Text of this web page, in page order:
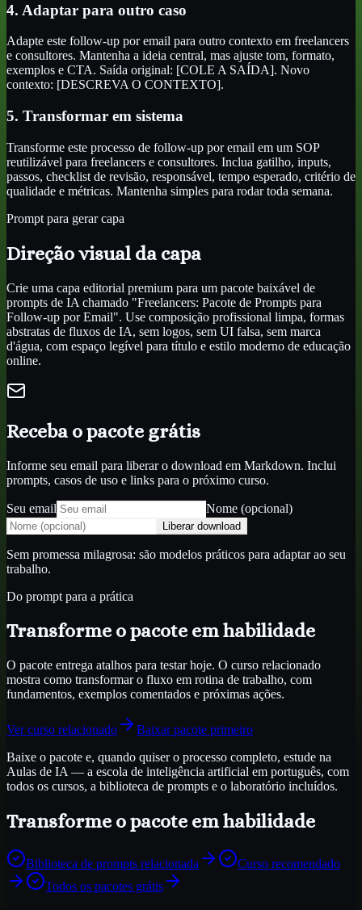
4. Adaptar para outro caso
Adapte este follow-up por email para outro contexto em freelancers
e consultores. Mantenha a ideia central, mas ajuste tom, formato,
exemplos e CTA. Saída original: [COLE A SAÍDA]. Novo
contexto: [DESCREVA O CONTEXTO].
5. Transformar em sistema
Transforme este processo de follow-up por email em um SOP
reutilizável para freelancers e consultores. Inclua gatilho, inputs,
passos, checklist de revisão, responsável, tempo esperado, critério de
qualidade e métricas. Mantenha simples para rodar toda semana.
Prompt para gerar capa
Direção visual da capa
Crie uma capa editorial premium para um pacote baixável de
prompts de IA chamado "Freelancers: Pacote de Prompts para
Follow-up por Email". Use composição profissional limpa, formas
abstratas de fluxos de IA, sem logos, sem UI falsa, sem marca
d'água, com espaço legível para título e estilo moderno de educação
online.
Receba o pacote grátis
Informe seu email para liberar o download em Markdown. Inclui
prompts, casos de uso e links para o próximo curso.
Seu email Nome (opcional)
Liberar download
Sem promessa milagrosa: são modelos práticos para adaptar ao seu
trabalho.
Do prompt para a prática
Transforme o pacote em habilidade
O pacote entrega atalhos para testar hoje. O curso relacionado
mostra como transformar o fluxo em rotina de trabalho, com
fundamentos, exemplos comentados e próximas ações.
Ver curso relacionado
Baixar pacote primeiro
Baixe o pacote e, quando quiser o processo completo, estude na
Aulas de IA — a escola de inteligência artificial em português, com
todos os cursos, a biblioteca de prompts e o laboratório incluídos.
Transforme o pacote em habilidade
Biblioteca de prompts relacionada
Curso recomendado
Todos os pacotes grátis